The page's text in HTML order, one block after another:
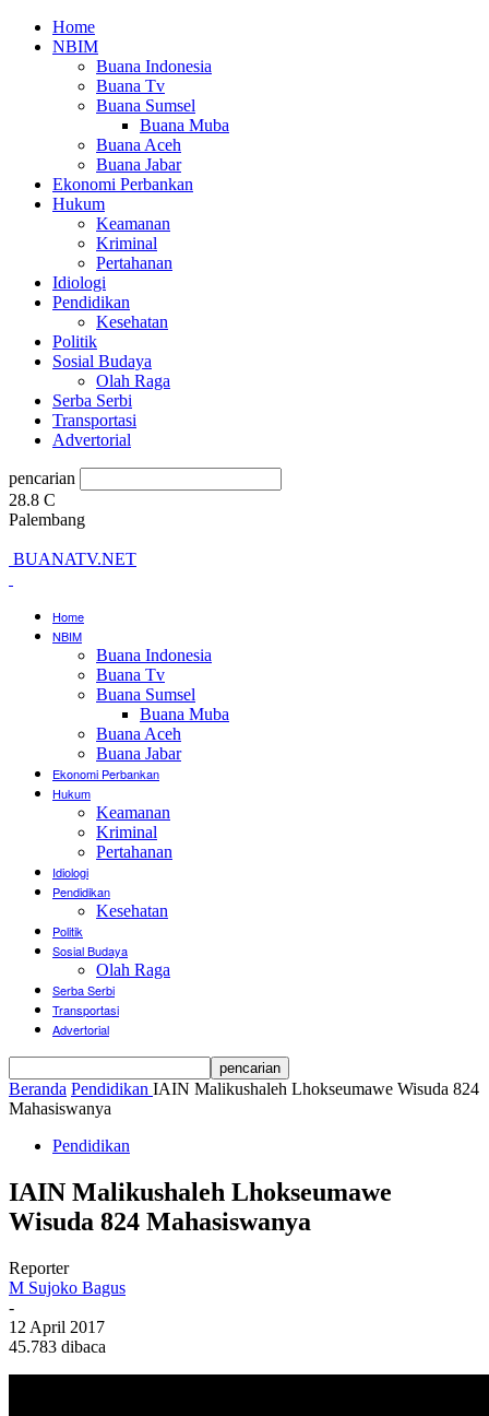
Home
NBIM
Buana Indonesia
Buana Tv
Buana Sumsel
Buana Muba
Buana Aceh
Buana Jabar
Ekonomi Perbankan
Hukum
Keamanan
Kriminal
Pertahanan
Idiologi
Pendidikan
Kesehatan
Politik
Sosial Budaya
Olah Raga
Serba Serbi
Transportasi
Advertorial
pencarian
28.8 C
Palembang
BUANATV.NET
Home
NBIM
Buana Indonesia
Buana Tv
Buana Sumsel
Buana Muba
Buana Aceh
Buana Jabar
Ekonomi Perbankan
Hukum
Keamanan
Kriminal
Pertahanan
Idiologi
Pendidikan
Kesehatan
Politik
Sosial Budaya
Olah Raga
Serba Serbi
Transportasi
Advertorial
Beranda Pendidikan IAIN Malikushaleh Lhokseumawe Wisuda 824
Mahasiswanya
Pendidikan
IAIN Malikushaleh Lhokseumawe
Wisuda 824 Mahasiswanya
Reporter
M Sujoko Bagus
-
12 April 2017
45.783 dibaca